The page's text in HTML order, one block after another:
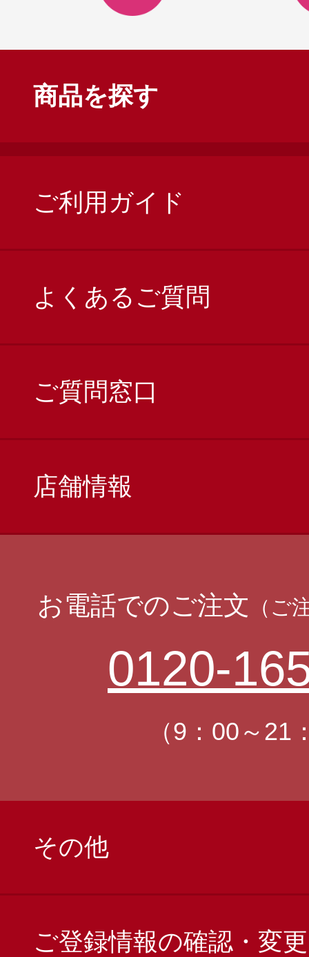
商品を探す
ご利用ガイド
よくあるご質問
ご質問窓口
店舗情報
お電話でのご注文 （ご
0120-
（9：00～21
その他
ご登録情報の確認・変更